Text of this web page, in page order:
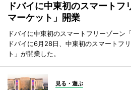
ドバイに中東初のスマートフ
マーケット」開業
ドバイに中東初のスマートフリーゾーン
ドバイに6月28日、中東初のスマートフ
ト」が開業した。
見る・遊ぶ